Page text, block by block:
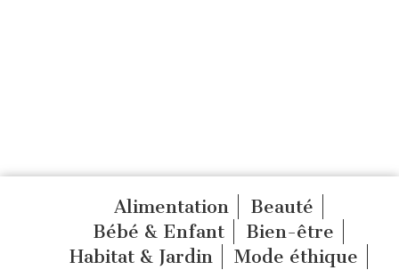
Alimentation
Beauté
Bébé & Enfant
Bien-être
Habitat & Jardin
Mode éthique